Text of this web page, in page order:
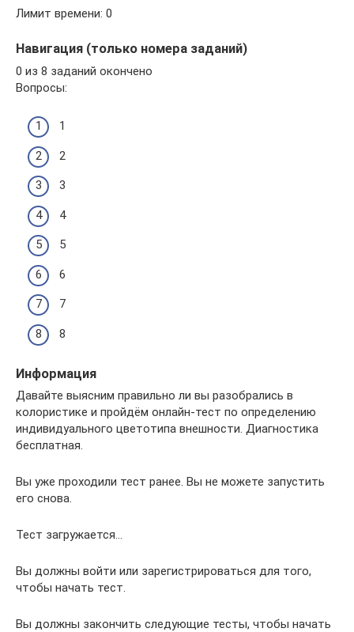
Лимит времени: 0
Навигация (только номера заданий)
0 из 8 заданий окончено
Вопросы:
1
2
3
4
5
6
7
8
Информация
Давайте выясним правильно ли вы разобрались в
колористике и пройдём онлайн-тест по определению
индивидуального цветотипа внешности. Диагностика
бесплатная.
Вы уже проходили тест ранее. Вы не можете запустить
его снова.
Тест загружается…
Вы должны войти или зарегистрироваться для того,
чтобы начать тест.
Вы должны закончить следующие тесты, чтобы начать